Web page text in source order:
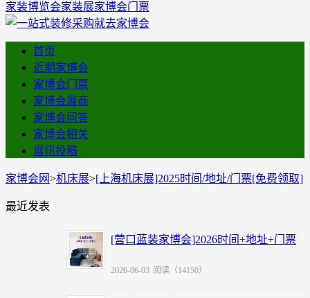
家装博览会家装展家博会门票
首页
近期家博会
家博会门票
家博会展商
家博会问答
家博会相关
展讯投稿
家博会网>机床展>[上海机床展]2025时间/地址/门票[免费领取]
最近发表
[营口蓝装家博会]2026时间+地址+门票
2026-06-03 阅读（14150）